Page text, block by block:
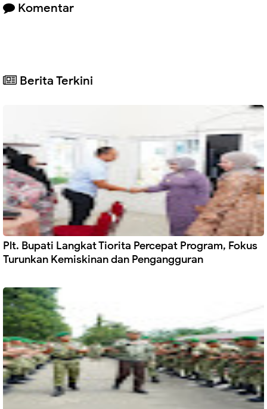
Komentar
Berita Terkini
Plt. Bupati Langkat Tiorita Percepat Program, Fokus
Turunkan Kemiskinan dan Pengangguran